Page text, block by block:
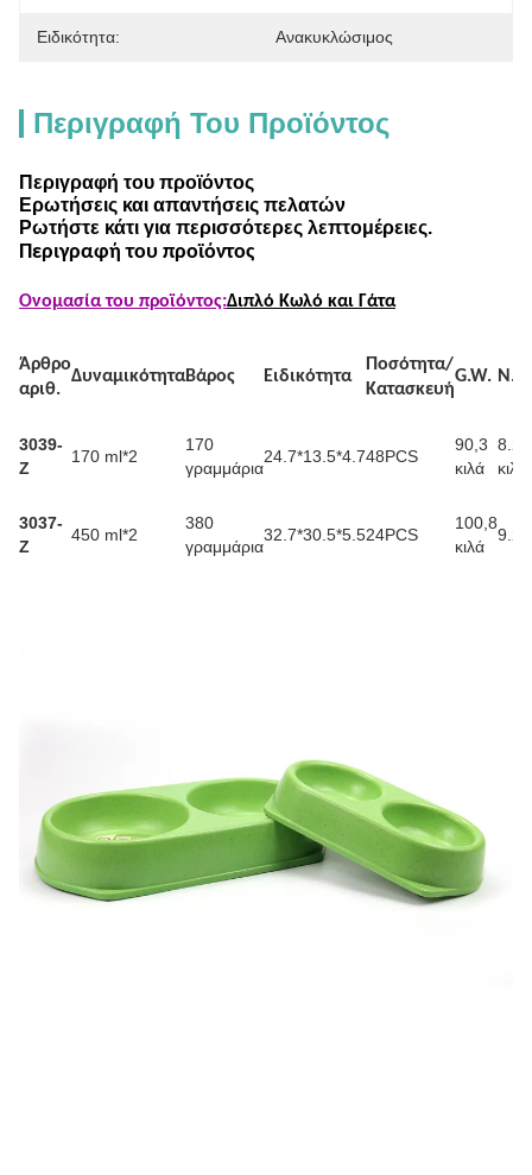
Ειδικότητα: Ανακυκλώσιμος
Περιγραφή Του Προϊόντος
Περιγραφή του προϊόντος
Ερωτήσεις και απαντήσεις πελατών
Ρωτήστε κάτι για περισσότερες λεπτομέρειες.
Περιγραφή του προϊόντος
Ονομασία του προϊόντος:Διπλό Κωλό και Γάτα
Άρθρο
αριθ.
ΔυναμικότηταΒάρος Ειδικότητα
Ποσότητα/
Κατασκευή
G.W. Ν.Δ.
3039-
Z
170 ml*2
170
γραμμάρια
24.7*13.5*4.748PCS
90,3
κιλά
8.2
κιλά
3037-
Z
450 ml*2
380
γραμμάρια
32.7*30.5*5.524PCS
100,8
κιλά